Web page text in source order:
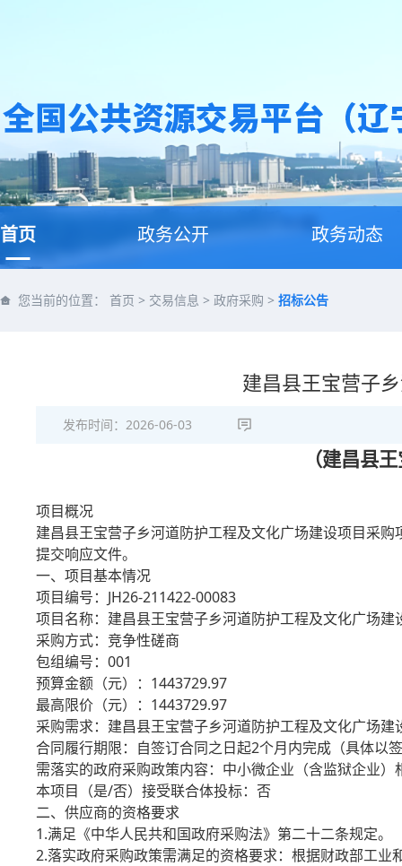
首页 政务公开 政务动态
您当前的位置： 首页 > 交易信息 > 政府采购 > 招标公告
建昌县王宝营子
发布时间： 2026-06-03
（建昌县
项目概况
建昌县王宝营子乡河道防护工程及文化广场建设项目采
提交响应文件。
一、项目基本情况
项目编号：JH26-211422-00083
项目名称：建昌县王宝营子乡河道防护工程及文化广场建
采购方式：竞争性磋商
包组编号：001
预算金额（元）：1443729.97
最高限价（元）：1443729.97
采购需求：建昌县王宝营子乡河道防护工程及文化广场
合同履行期限：自签订合同之日起2个月内完成（具体以
需落实的政府采购政策内容：中小微企业（含监狱企业
本项目（是/否）接受联合体投标：否
二、供应商的资格要求
1.满足《中华人民共和国政府采购法》第二十二条规定。
2.落实政府采购政策需满足的资格要求：根据财政部工